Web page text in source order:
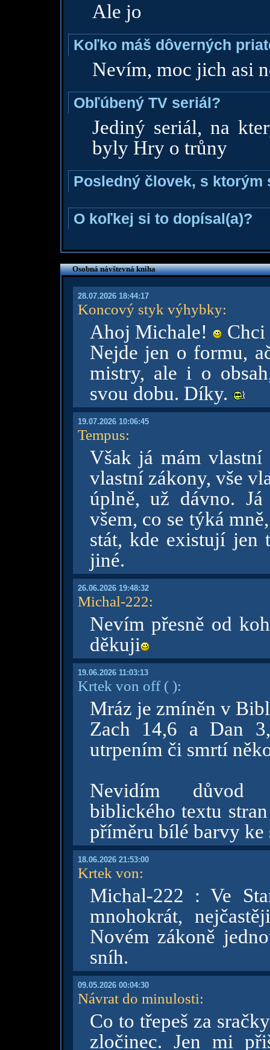
Ale jo
Koľko máš dôverných
Nevím, moc jich asi
Obľúbený TV seriál?
Jediný seriál, na
byly Hry o trůny
Posledný človek, s ktorým
O koľkej si to dopísal(a)?
Osobná návštevná kniha
28.07.2026 18:44:17
Koncový styk výhybky:
Ahoj Michale!
Chci
Nejde jen o formu,
mistry, ale i o
svou dobu. Díky.
19.07.2026 10:06:45
Tempus:
Však já mám
vlastní zákony, vše
úplně, už dávno.
všem, co se týká
stát, kde existují jen
jiné.
26.06.2026 19:48:32
Michal-222:
Nevím přesně od
děkuji
19.06.2026 11:03:13
Krtek von off( ):
Mráz je zmíněn v
Zach 14,6 a Dan
utrpením či smrtí
Nevidím důvod
biblického textu
příměru bílé barvy ke
18.06.2026 21:53:00
Krtek von:
Michal-222 : Ve
mnohokrát,
Novém zákoně
sníh.
09.05.2026 00:04:30
Návrat do minulosti:
Co to třepeš za
zločinec. Jen mi